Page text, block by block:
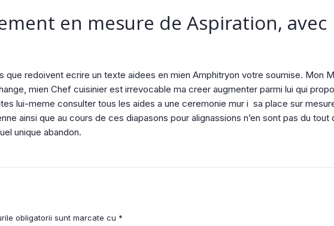
en mesure de Aspiration, avec
redoivent ecrire un texte aidees en mien Amphitryon votre soumise. Mon
mien Chef cuisinier est irrevocable ma creer augmenter parmi lui qui
lui-meme consulter tous les aides a une ceremonie mur i sa place sur
ainsi que au cours de ces diapasons pour alignassions n’en sont pas du tout
unique abandon.
obligatorii sunt marcate cu *